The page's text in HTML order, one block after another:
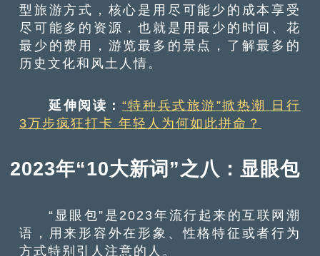
型旅游方式，核心是用尽可能少的成本享受
尽可能多的资源，也就是用最少的时间、花
最少的费用，游览最多的景点，了解最多的
历史文化和风土人情。
延伸阅读： “特种兵式旅游”掀热潮 日行
3万步疯狂打卡 年轻人为何如此拼命？
2023年“10大新词”之八：显眼包
“显眼包”是2023年流行起来的互联网潮
语，用来形容外在形象、性格特征或者行为
方式特别引人注意的人。